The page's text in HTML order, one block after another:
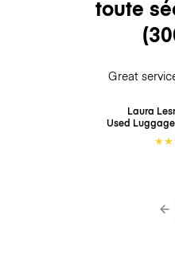
toute
Great
Laura
Used
★★